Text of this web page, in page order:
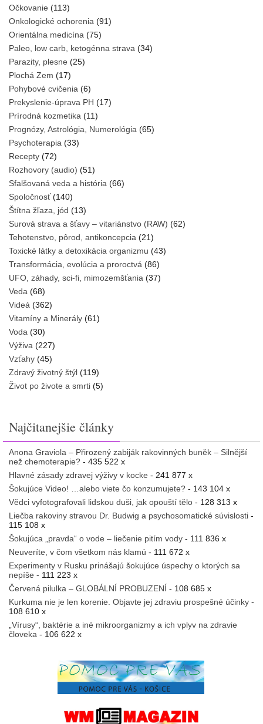
Očkovanie (113)
Onkologické ochorenia (91)
Orientálna medicína (75)
Paleo, low carb, ketogénna strava (34)
Parazity, plesne (25)
Plochá Zem (17)
Pohybové cvičenia (6)
Prekyslenie-úprava PH (17)
Prírodná kozmetika (11)
Prognózy, Astrológia, Numerológia (65)
Psychoterapia (33)
Recepty (72)
Rozhovory (audio) (51)
Sfalšovaná veda a história (66)
Spoločnosť(140)
Štítna žľaza, jód (13)
Surová strava a šťavy – vitariánstvo (RAW) (62)
Tehotenstvo, pôrod, antikoncepcia (21)
Toxické látky a detoxikácia organizmu (43)
Transformácia, evolúcia a proroctvá (86)
UFO, záhady, sci-fi, mimozemšťania (37)
Veda (68)
Videá (362)
Vitamíny a Minerály (61)
Voda (30)
Výživa (227)
Vzťahy (45)
Zdravý životný štýl (119)
Život po živote a smrti (5)
Najčitanejšie články
Anona Graviola – Přirozený zabiják rakovinných buněk – Silnější
než chemoterapie? - 435 522 x
Hlavné zásady zdravej výživy v kocke - 241 877 x
Šokujúce Video! …alebo viete čo konzumujete? - 143 104 x
Vědci vyfotografovali lidskou duši, jak opouští tělo - 128 313 x
Liečba rakoviny stravou Dr. Budwig a psychosomatické súvislosti -
115 108 x
Šokujúca „pravda“ o vode – liečenie pitím vody - 111 836 x
Neuveríte, v čom všetkom nás klamú - 111 672 x
Experimenty v Rusku prinášajú šokujúce úspechy o ktorých sa
nepíše - 111 223 x
Červená pilulka – GLOBÁLNÍ PROBUZENÍ - 108 685 x
Kurkuma nie je len korenie. Objavte jej zdraviu prospešné účinky -
108 610 x
„Vírusy“, baktérie a iné mikroorganizmy a ich vplyv na zdravie
človeka - 106 622 x